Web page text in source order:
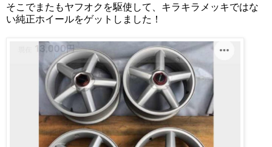
そこでまたもヤフオクを駆使して、キラキラメッキではな
い純正ホイールをゲットしました！